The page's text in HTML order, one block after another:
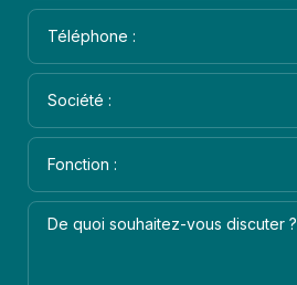
Téléphone :
Société :
Fonction :
De quoi souhaitez-vous discuter ?